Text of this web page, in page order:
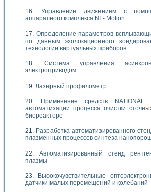
Управление движением с
аппаратного комплекса NI - Motion
Определение параметров
по данным эхолокационного
технологии виртуальных приборов
Система управления
электроприводом
Лазерный профилометр
Применение средств NATIONAL
автоматизации процесса очистки
биореакторе
Разработка автоматизированного
плазменных процессов синтеза
Автоматизированный стенд
плазмы
Высокочувствительные
датчики малых перемещений и колебаний